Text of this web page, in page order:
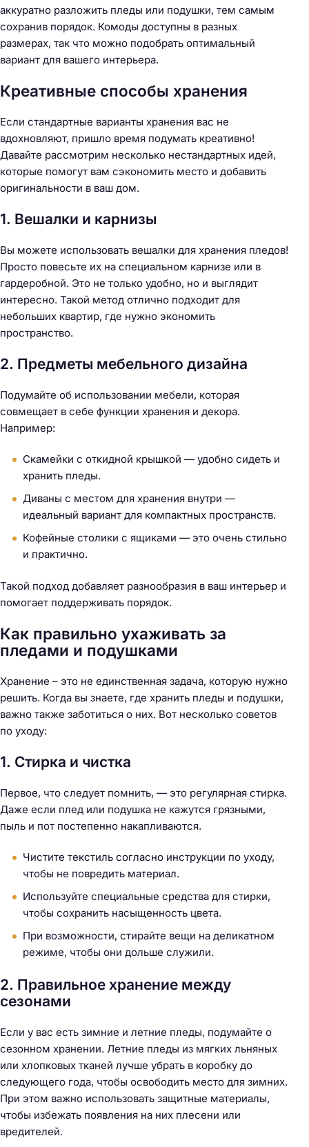
аккуратно разложить пледы или подушки, тем самым
сохранив порядок. Комоды доступны в разных
размерах, так что можно подобрать оптимальный
вариант для вашего интерьера.
Креативные способы хранения
Если стандартные варианты хранения вас не
вдохновляют, пришло время подумать креативно!
Давайте рассмотрим несколько нестандартных идей,
которые помогут вам сэкономить место и добавить
оригинальности в ваш дом.
1. Вешалки и карнизы
Вы можете использовать вешалки для хранения пледов!
Просто повесьте их на специальном карнизе или в
гардеробной. Это не только удобно, но и выглядит
интересно. Такой метод отлично подходит для
небольших квартир, где нужно экономить
пространство.
2. Предметы мебельного дизайна
Подумайте об использовании мебели, которая
совмещает в себе функции хранения и декора.
Например:
Скамейки с откидной крышкой — удобно сидеть и
хранить пледы.
Диваны с местом для хранения внутри —
идеальный вариант для компактных пространств.
Кофейные столики с ящиками — это очень стильно
и практично.
Такой подход добавляет разнообразия в ваш интерьер и
помогает поддерживать порядок.
Как правильно ухаживать за
пледами и подушками
Хранение – это не единственная задача, которую нужно
решить. Когда вы знаете, где хранить пледы и подушки,
важно также заботиться о них. Вот несколько советов
по уходу:
1. Стирка и чистка
Первое, что следует помнить, — это регулярная стирка.
Даже если плед или подушка не кажутся грязными,
пыль и пот постепенно накапливаются.
Чистите текстиль согласно инструкции по уходу,
чтобы не повредить материал.
Используйте специальные средства для стирки,
чтобы сохранить насыщенность цвета.
При возможности, стирайте вещи на деликатном
режиме, чтобы они дольше служили.
2. Правильное хранение между
сезонами
Если у вас есть зимние и летние пледы, подумайте о
сезонном хранении. Летние пледы из мягких льняных
или хлопковых тканей лучше убрать в коробку до
следующего года, чтобы освободить место для зимних.
При этом важно использовать защитные материалы,
чтобы избежать появления на них плесени или
вредителей.